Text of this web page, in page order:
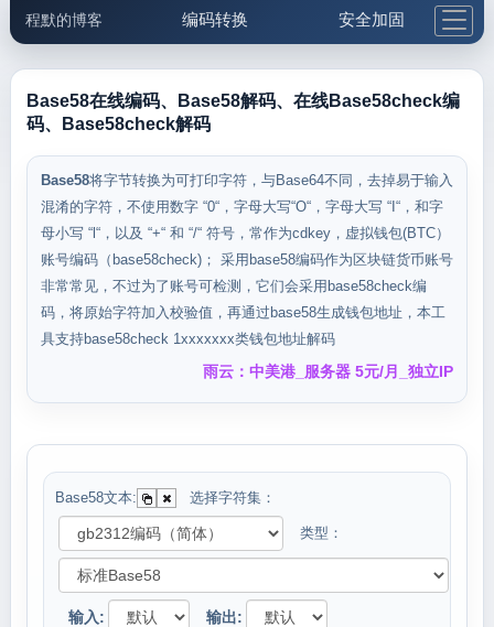
程默的博客 编码转换 安全加固
邮件工具 生活便民 更多工具
Base58在线编码、Base58解码、在线Base58check编
码、Base58check解码
Base58将字节转换为可打印字符，与Base64不同，去掉易于输入
混淆的字符，不使用数字 “0“，字母大写“O“，字母大写 “I“，和字
母小写 “l“，以及 “+“ 和 “/“ 符号，常作为cdkey，虚拟钱包(BTC）
账号编码（base58check)； 采用base58编码作为区块链货币账号
非常常见，不过为了账号可检测，它们会采用base58check编
码，将原始字符加入校验值，再通过base58生成钱包地址，本工
具支持base58check 1xxxxxxx类钱包地址解码
雨云：中美港_服务器 5元/月_独立IP
Base58文本: 选择字符集：
类型：
输入: 输出: